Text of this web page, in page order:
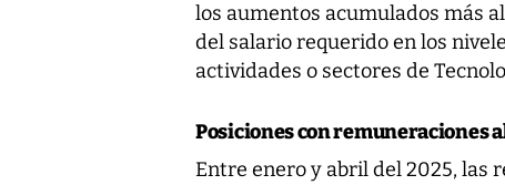
los aumentos acumulados más
del salario requerido en los
actividades o sectores de
Posiciones con remuneraciones
Entre enero y abril del 2025, las